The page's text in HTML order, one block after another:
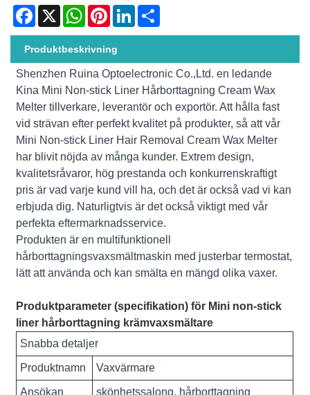
Facebook
X WhatsAppPinterestLinkedIn
Produktbeskrivning
Shenzhen Ruina Optoelectronic Co.,Ltd. en ledande
Kina Mini Non-stick Liner Hårborttagning Cream Wax
Melter tillverkare, leverantör och exportör. Att hålla fast
vid strävan efter perfekt kvalitet på produkter, så att vår
Mini Non-stick Liner Hair Removal Cream Wax Melter
har blivit nöjda av många kunder. Extrem design,
kvalitetsråvaror, hög prestanda och konkurrenskraftigt
pris är vad varje kund vill ha, och det är också vad vi kan
erbjuda dig. Naturligtvis är det också viktigt med vår
perfekta eftermarknadsservice.
Produkten är en multifunktionell
hårborttagningsvaxsmältmaskin med justerbar termostat,
lätt att använda och kan smälta en mängd olika vaxer.
Produktparameter (specifikation) för Mini non-stick
liner hårborttagning krämvaxsmältare
Snabba detaljer
Produktnamn Vaxvärmare
Ansökan skönhetssalong, hårborttagning